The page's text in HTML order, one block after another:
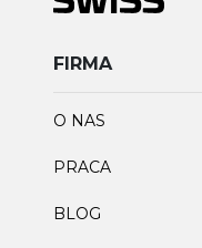
FIRMA
O NAS
PRACA
BLOG